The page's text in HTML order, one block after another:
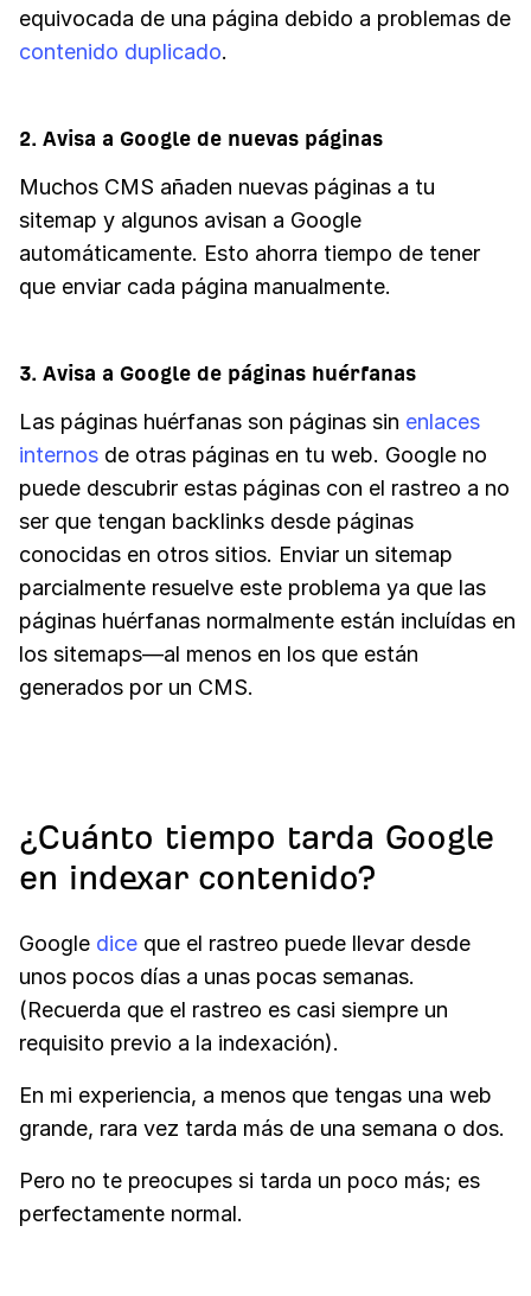
equivocada de una página debido a problemas de
contenido duplicado.
2. Avisa a Google de nuevas páginas
Muchos CMS añaden nuevas páginas a tu
sitemap y algunos avisan a Google
automáticamente. Esto ahorra tiempo de tener
que enviar cada página manualmente.
3. Avisa a Google de páginas huérfanas
Las páginas huérfanas son páginas sin enlaces
internos de otras páginas en tu web. Google no
puede descubrir estas páginas con el rastreo a no
ser que tengan backlinks desde páginas
conocidas en otros sitios. Enviar un sitemap
parcialmente resuelve este problema ya que las
páginas huérfanas normalmente están incluídas en
los sitemaps—al menos en los que están
generados por un CMS.
¿Cuánto tiempo tarda Google
en indexar contenido?
Google dice que el rastreo puede llevar desde
unos pocos días a unas pocas semanas.
(Recuerda que el rastreo es casi siempre un
requisito previo a la indexación).
En mi experiencia, a menos que tengas una web
grande, rara vez tarda más de una semana o dos.
Pero no te preocupes si tarda un poco más; es
perfectamente normal.